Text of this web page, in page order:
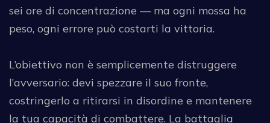
sei ore di concentrazione — ma ogni mossa ha
peso, ogni errore può costarti la vittoria.
L’obiettivo non è semplicemente distruggere
l’avversario: devi spezzare il suo fronte,
costringerlo a ritirarsi in disordine e mantenere
la tua capacità di combattere. La battaglia